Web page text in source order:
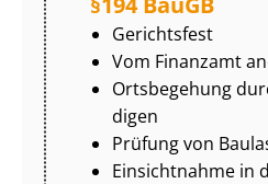
Gerichtsfest
Vom Finanzamt
Ortsbegehung
di­gen
Prüfung von
Einsichtnahme in